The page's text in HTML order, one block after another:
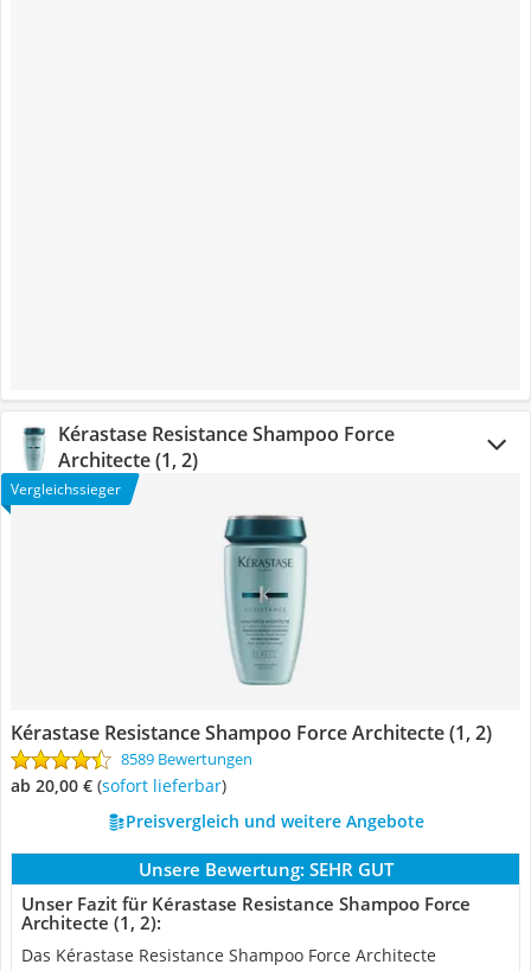
Kérastase Resistance Shampoo Force
Architecte (1, 2)
Vergleichssieger
Kérastase Resistance Shampoo Force Architecte (1, 2)
8589 Bewertungen
ab 20,00 € ( Sofort lieferbar)
Preisvergleich und weitere Angebote
Unsere Bewertung: SEHR GUT
Unser Fazit für Kérastase Resistance Shampoo Force
Architecte (1, 2):
Das Kérastase Resistance Shampoo Force Architecte